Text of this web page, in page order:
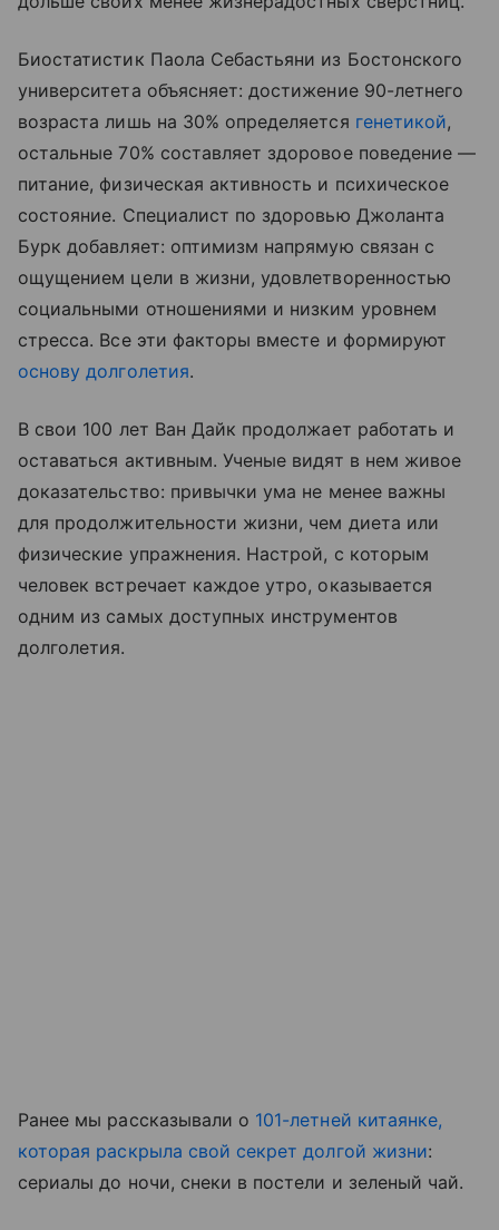
Биостатистик Паола Себастьяни из Бостонского
университета объясняет: достижение 90-летнего
возраста лишь на 30% определяется генетикой,
остальные 70% составляет здоровое поведение —
питание, физическая активность и психическое
состояние. Специалист по здоровью Джоланта
Бурк добавляет: оптимизм напрямую связан с
ощущением цели в жизни, удовлетворенностью
социальными отношениями и низким уровнем
стресса. Все эти факторы вместе и формируют
основу долголетия.
В свои 100 лет Ван Дайк продолжает работать и
оставаться активным. Ученые видят в нем живое
доказательство: привычки ума не менее важны
для продолжительности жизни, чем диета или
физические упражнения. Настрой, с которым
человек встречает каждое утро, оказывается
одним из самых доступных инструментов
долголетия.
Ранее мы рассказывали о 101-летней китаянке,
которая раскрыла свой секрет долгой жизни:
сериалы до ночи, снеки в постели и зеленый чай.